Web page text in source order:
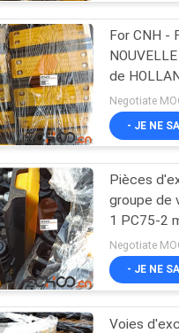
de train
de
Crane
For CNH -
de
mini avec
de voie de
Negotiate
- JE NE
Pièces
groupe de
1 PC75-2
de
Negotiate
- JE NE
Voies